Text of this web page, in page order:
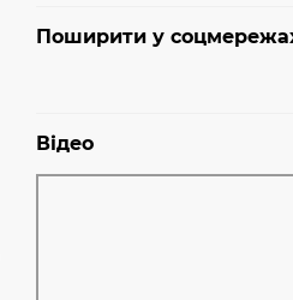
Поширити у
Відео